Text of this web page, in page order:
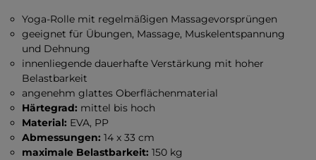
Yoga-Rolle mit regelmäßigen Massagevorsprüngen
geeignet für Übungen, Massage, Muskelentspannung
und Dehnung
innenliegende dauerhafte Verstärkung mit hoher
Belastbarkeit
angenehm glattes Oberflächenmaterial
Härtegrad: mittel bis hoch
Material: EVA, PP
Abmessungen: 14 x 33 cm
maximale Belastbarkeit:150 kg